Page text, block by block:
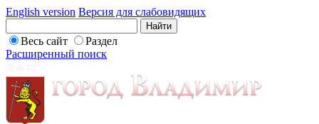
English version Версия для слабовидящих
Весь сайт
Раздел
Расширенный поиск